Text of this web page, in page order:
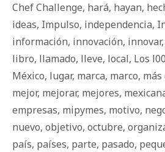
Chef Challenge, hará, hayan,
ideas, Impulso, independencia,
información, innovación, innovar,
libro, llamado, lleve, local, Los
México, lugar, marca, marco,
mejor, mejorar, mejores,
empresas, mipymes, motivo,
nuevo, objetivo, octubre,
país, países, parte, pasado,